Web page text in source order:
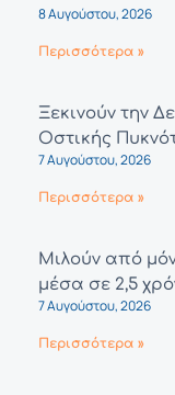
8 Αυγούστου, 2026
Περισσότερα »
Ξεκινούν την
Οστικής
7 Αυγούστου, 2026
Περισσότερα »
Μιλούν από
μέσα σε 2,5
7 Αυγούστου, 2026
Περισσότερα »